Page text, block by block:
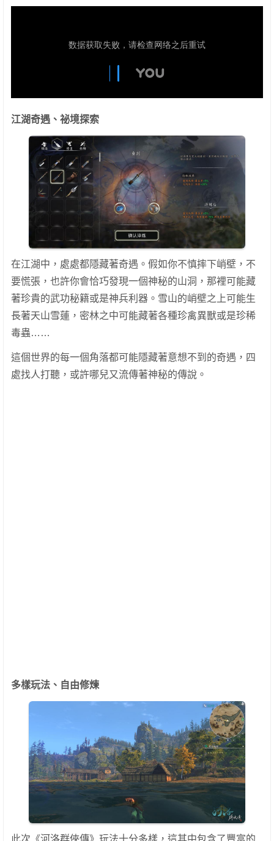
江湖奇遇、祕境探索
在江湖中，處處都隱藏著奇遇。假如你不慎摔下峭壁，不
要慌張，也許你會恰巧發現一個神秘的山洞，那裡可能藏
著珍貴的武功秘籍或是神兵利器。雪山的峭壁之上可能生
長著天山雪蓮，密林之中可能藏著各種珍禽異獸或是珍稀
毒蟲……
這個世界的每一個角落都可能隱藏著意想不到的奇遇，四
處找人打聽，或許哪兒又流傳著神秘的傳說。
多樣玩法、自由修煉
此次《河洛群俠傳》玩法十分多樣，這其中包含了豐富的